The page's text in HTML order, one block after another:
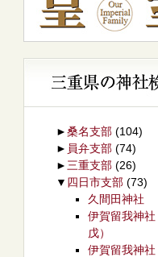
►桑名支部 (104)
► 員弁支部 (74)
► 三重支部 (26)
▼ 四日市支部 (73)
久間田神社
伊賀留我神
戊）
伊賀留我神